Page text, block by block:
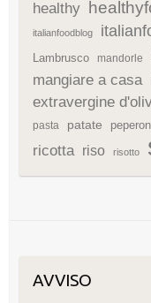
healthy
italianfoodblog
Lambrusco mandorle
mangiare a casa
extravergine
pasta patate
ricotta riso risotto
AVVISO